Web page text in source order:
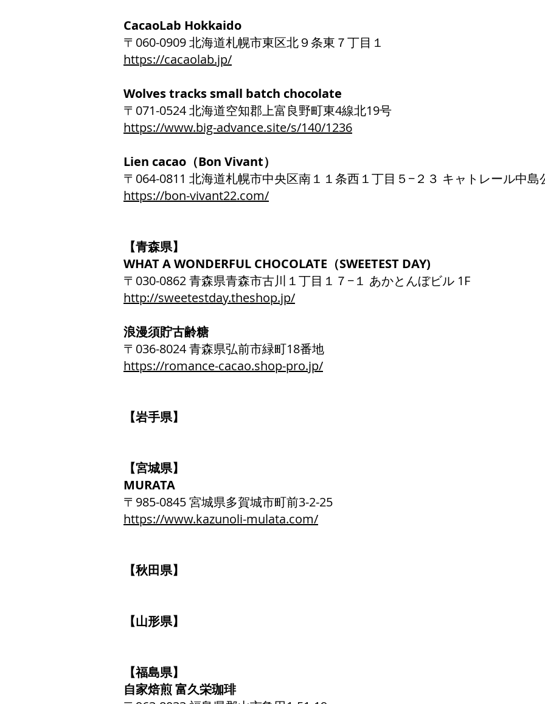
CacaoLab Hokkaido
〒060-0909 北海道札幌市東区北９条東７丁目１
https://cacaolab.jp/
Wolves tracks small batch chocolate
〒071-0524 北海道空知郡上富良野町東4線北19号
https://www.big-advance.site/s/140/1236
Lien cacao（Bon Vivant）
〒064-0811 北海道札幌市中央区南１１条西１丁目５−２３ キャトレー
https://bon-vivant22.com/
【青森県】
WHAT A WONDERFUL CHOCOLATE（SWEETEST DAY)
〒030-0862 青森県青森市古川１丁目１７−１ あかとんぼビル 1F
http://sweetestday.theshop.jp/
浪漫須貯古齢糖
〒036-8024 青森県弘前市緑町18番地
https://romance-cacao.shop-pro.jp/
【岩手県】
【宮城県】
MURATA
〒985-0845 宮城県多賀城市町前3-2-25
https://www.kazunoli-mulata.com/
【秋田県】
【山形県】
【福島県】
自家焙煎 富久栄珈琲